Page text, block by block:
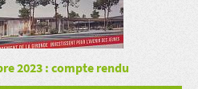
2023 : compte rendu